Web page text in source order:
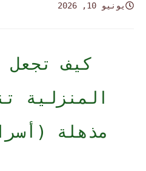
يونيو 10, 2026
كيف تجعل
المنزلية
مذهلة